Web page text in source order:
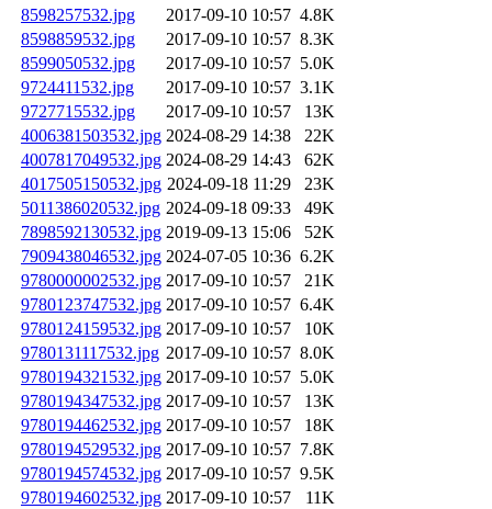
8598257532.jpg
2017-09-10 10:57 4.8K
8598859532.jpg
2017-09-10 10:57 8.3K
8599050532.jpg
2017-09-10 10:57 5.0K
9724411532.jpg
2017-09-10 10:57 3.1K
9727715532.jpg
2017-09-10 10:57
13K
4006381503532.jpg 2024-08-29 14:38
22K
4007817049532.jpg 2024-08-29 14:43
62K
4017505150532.jpg 2024-09-18 11:29
23K
5011386020532.jpg 2024-09-18 09:33
49K
7898592130532.jpg 2019-09-13 15:06
52K
7909438046532.jpg 2024-07-05 10:36 6.2K
9780000002532.jpg 2017-09-10 10:57
21K
9780123747532.jpg 2017-09-10 10:57 6.4K
9780124159532.jpg 2017-09-10 10:57
10K
9780131117532.jpg 2017-09-10 10:57 8.0K
9780194321532.jpg 2017-09-10 10:57 5.0K
9780194347532.jpg 2017-09-10 10:57
13K
9780194462532.jpg 2017-09-10 10:57
18K
9780194529532.jpg 2017-09-10 10:57 7.8K
9780194574532.jpg 2017-09-10 10:57 9.5K
9780194602532.jpg 2017-09-10 10:57
11K